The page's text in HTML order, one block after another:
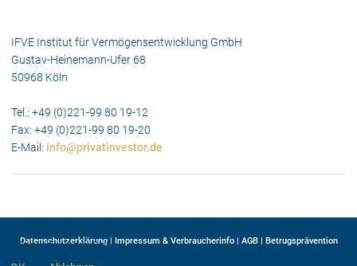
IFVE Institut für Vermögensentwicklung GmbH
Gustav-Heinemann-Ufer 68
50968 Köln
Tel.: +49 (0)221-99 80 19-12
Fax: +49 (0)221-99 80 19-20
E-Mail: info@privatinvestor.de
Datenschutzerklärung| Impressum & Verbraucherinfo| AGB| Betrugsprävention
die Benutzung der Seite.